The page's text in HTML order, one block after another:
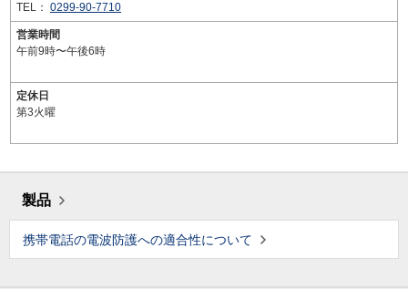
TEL： 0299-90-7710
営業時間
午前9時〜午後6時
定休日
第3火曜
製品
携帯電話の電波防護への適合性について